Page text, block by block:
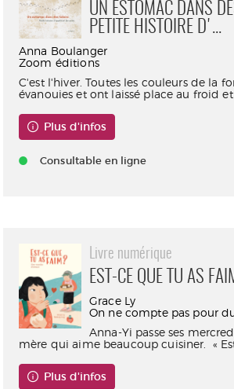
UN ESTOMAC DANS
PETITE HISTOIRE D'...
Anna Boulanger
Zoom éditions
C'est l'hiver. Toutes les couleurs de la
évanouies et ont laissé place au froid et
Plus d'infos
Consultable en ligne
Livre numérique
EST-CE QUE TU AS
Grace Ly
On ne compte pas pour
Anna-Yi passe ses
mère qui aime beaucoup cuisiner. «
Plus d'infos